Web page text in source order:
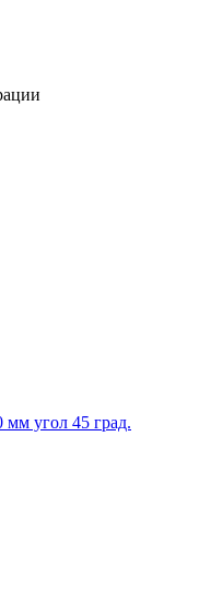
угол 45 град.